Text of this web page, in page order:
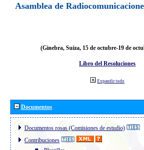
Asamblea de
(Ginebra, Suiza, 15 de octubre-19 de
Libro del Resoluciones
Expandir todo
Documentos
Documentos rosas (Comisiones de estudio)
Contribuciones